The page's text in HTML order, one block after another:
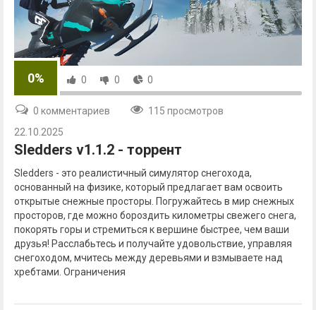
0% 0 0 0
0 комментариев
115 просмотров
22.10.2025
Sledders v1.1.2 - торрент
Sledders - это реалистичный симулятор снегохода,
основанный на физике, который предлагает вам освоить
открытые снежные просторы. Погружайтесь в мир снежных
просторов, где можно бороздить километры свежего снега,
покорять горы и стремиться к вершине быстрее, чем ваши
друзья! Расслабьтесь и получайте удовольствие, управляя
снегоходом, мчитесь между деревьями и взмываете над
хребтами. Ограничения